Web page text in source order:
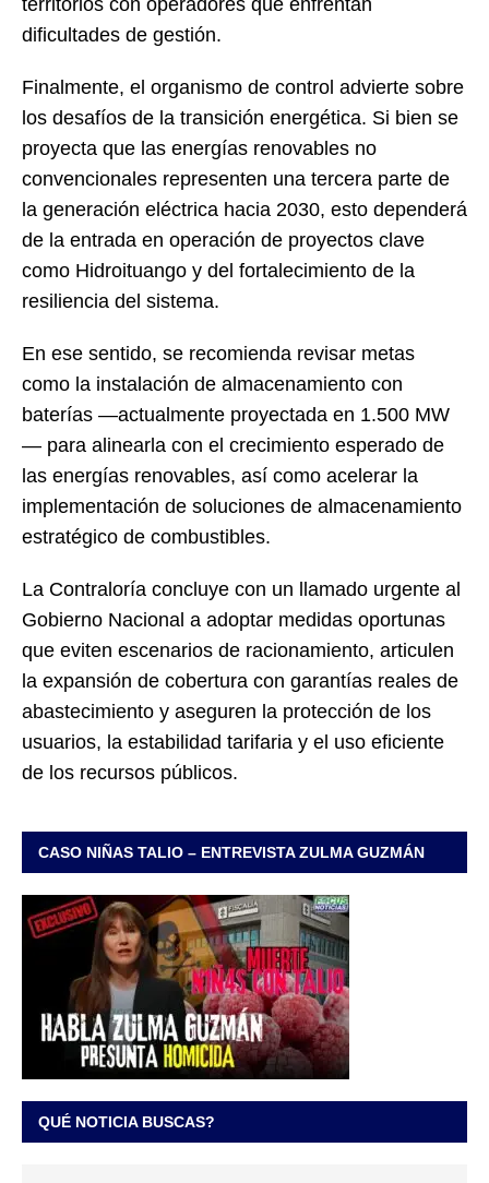
dificultades de gestión.
Finalmente, el organismo de control advierte sobre
los desafíos de la transición energética. Si bien se
proyecta que las energías renovables no
convencionales representen una tercera parte de
la generación eléctrica hacia 2030, esto dependerá
de la entrada en operación de proyectos clave
como Hidroituango y del fortalecimiento de la
resiliencia del sistema.
En ese sentido, se recomienda revisar metas
como la instalación de almacenamiento con
baterías —actualmente proyectada en 1.500 MW
— para alinearla con el crecimiento esperado de
las energías renovables, así como acelerar la
implementación de soluciones de almacenamiento
estratégico de combustibles.
La Contraloría concluye con un llamado urgente al
Gobierno Nacional a adoptar medidas oportunas
que eviten escenarios de racionamiento, articulen
la expansión de cobertura con garantías reales de
abastecimiento y aseguren la protección de los
usuarios, la estabilidad tarifaria y el uso eficiente
de los recursos públicos.
CASO NIÑAS TALIO – ENTREVISTA ZULMA GUZMÁN
QUÉ NOTICIA BUSCAS?